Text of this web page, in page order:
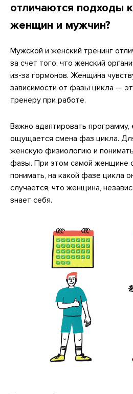
отличаются подходы
женщин и мужчин?
Мужской и женский тренинг
за счет того, что женский
из-за гормонов. Женщина
зависимости от фазы цикла —
тренеру при работе.
Важно адаптировать
ощущается смена фаз цикла.
женскую физиологию и
фазы. При этом самой женщине
понимать, на какой фазе цикла
случается, что женщина,
знает себя.